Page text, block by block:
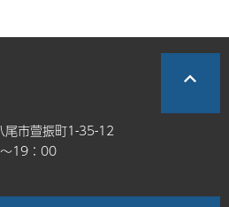
尾市萱振町1-35-12
19：00